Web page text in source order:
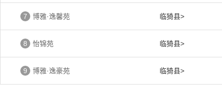
7 博雅·逸馨苑 临猗县>
8 怡锦苑 临猗县>
9 博雅·逸豪苑 临猗县>